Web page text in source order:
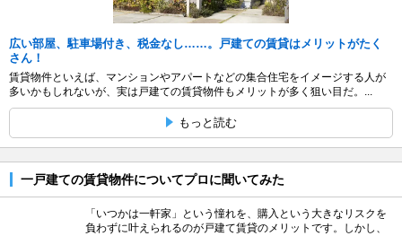
広い部屋、駐車場付き、税金なし……。戸建ての賃貸はメリットがたく
さん！
賃貸物件といえば、マンションやアパートなどの集合住宅をイメージする人が
多いかもしれないが、実は戸建ての賃貸物件もメリットが多く狙い目だ。...
もっと読む
一戸建ての賃貸物件についてプロに聞いてみた
「いつかは一軒家」という憧れを、購入という大きなリスクを
負わずに叶えられるのが戸建て賃貸のメリットです。しかし、